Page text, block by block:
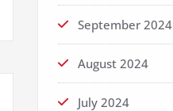
September 2024
August 2024
July 2024